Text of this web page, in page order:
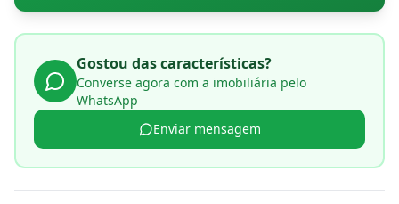
Gostou das características?
Converse agora com a imobiliária pelo
WhatsApp
Enviar mensagem